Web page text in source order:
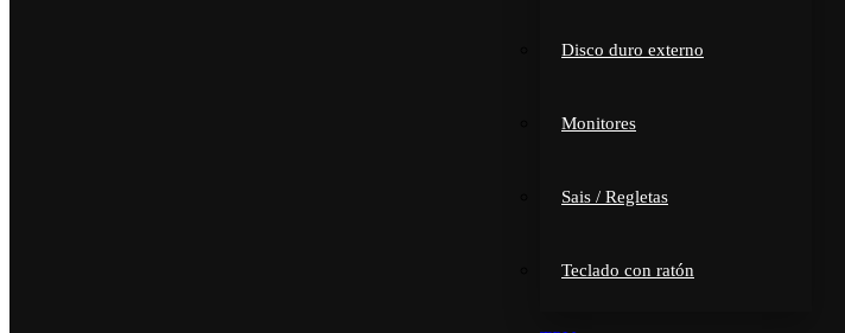
Disco duro externo
Monitores
Sais / Regletas
Teclado con ratón